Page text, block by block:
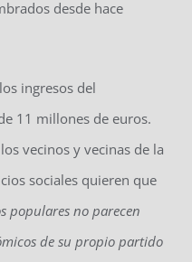
desde hace
ingresos del
11 millones de euros.
vecinos y vecinas de la
sociales quieren que
populares no parecen
de su propio partido